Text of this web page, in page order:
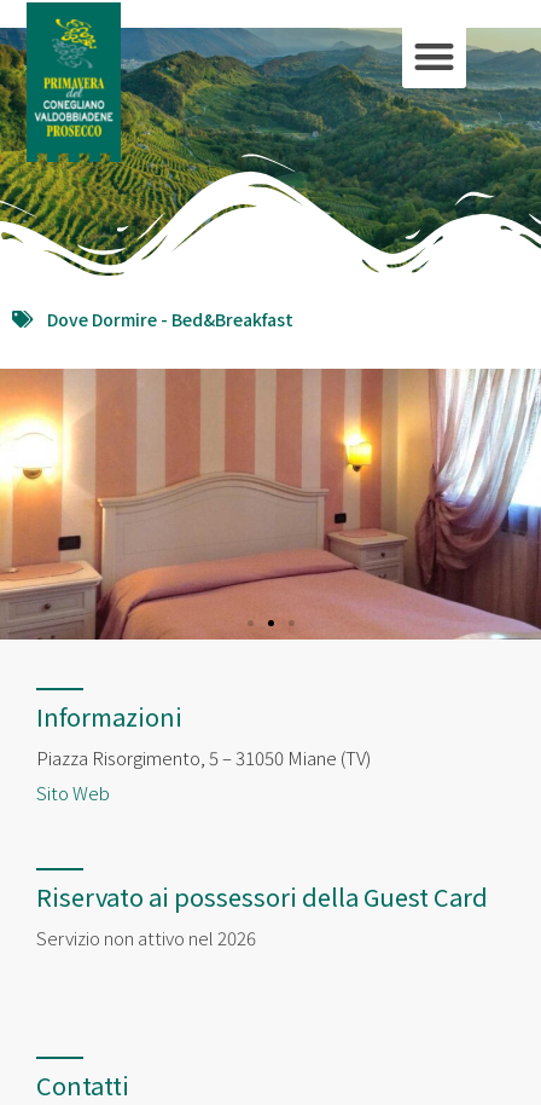
Dove Dormire - Bed&Breakfast
Informazioni
Piazza Risorgimento, 5 – 31050 Miane (TV)
Sito Web
Riservato ai possessori della Guest Card
Servizio non attivo nel 2026
Contatti